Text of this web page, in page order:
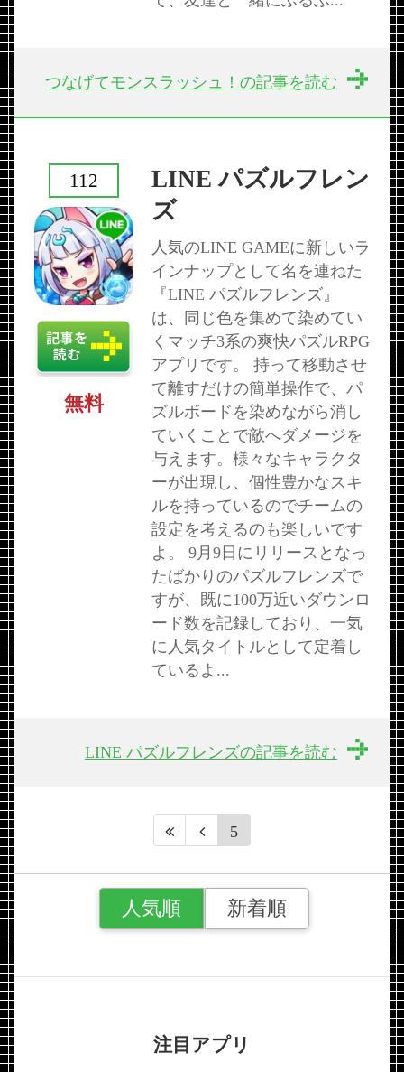
つなげてモンスラッシュ！の記事を読む
LINE パズルフレン
ズ
人気のLINE GAMEに新しいラ
インナップとして名を連ねた
『LINE パズルフレンズ』
は、同じ色を集めて染めてい
くマッチ3系の爽快パズルRPG
アプリです。 持って移動させ
て離すだけの簡単操作で、パ
ズルボードを染めながら消し
ていくことで敵へダメージを
与えます。様々なキャラクタ
ーが出現し、個性豊かなスキ
ルを持っているのでチームの
設定を考えるのも楽しいです
よ。 9月9日にリリースとなっ
たばかりのパズルフレンズで
すが、既に100万近いダウンロ
ード数を記録しており、一気
に人気タイトルとして定着し
ているよ...
112
無料
LINE パズルフレンズの記事を読む
5
人気順 新着順
注目アプリ